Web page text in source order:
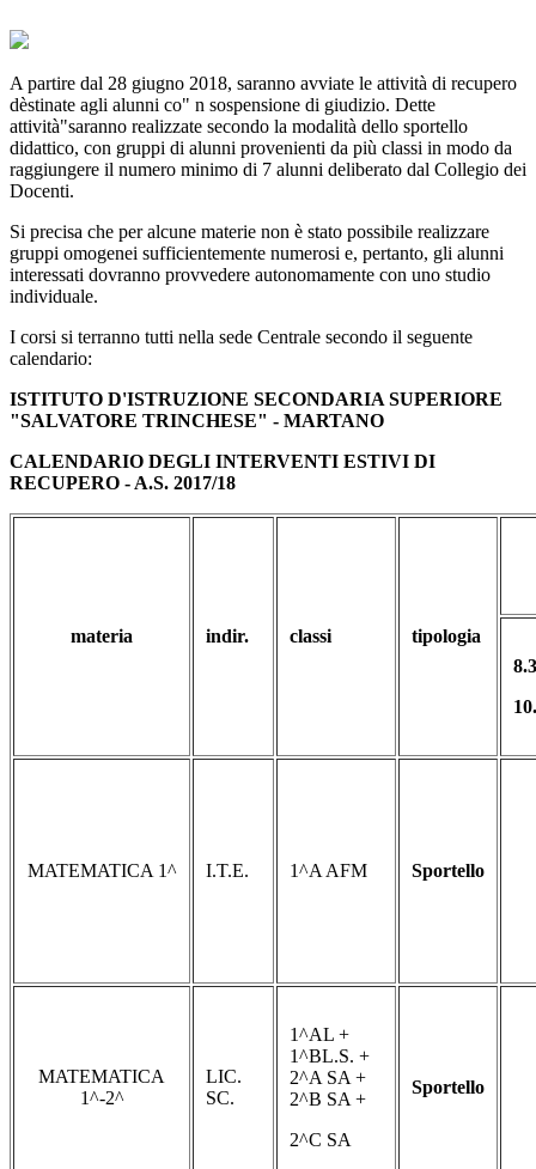
A partire dal 28 giugno 2018, saranno avviate le attività di recupero
dèstinate agli alunni co" n sospensione di giudizio. Dette
attività"saranno realizzate secondo la modalità dello sportello
didattico, con gruppi di alunni provenienti da più classi in modo da
raggiungere il numero minimo di 7 alunni deliberato dal Collegio dei
Docenti.
Si precisa che per alcune materie non è stato possibile realizzare
gruppi omogenei sufficientemente numerosi e, pertanto, gli alunni
interessati dovranno provvedere autonomamente con uno studio
individuale.
I corsi si terranno tutti nella sede Centrale secondo il seguente
calendario:
ISTITUTO D'ISTRUZIONE SECONDARIA SUPERIORE
"SALVATORE TRINCHESE" - MARTANO
CALENDARIO DEGLI INTERVENTI ESTIVI DI
RECUPERO - A.S. 2017/18
materia indir. classi
tipologia
MATEMATICA 1^ I.T.E. 1^A AFM Sportello
MATEMATICA
1^-2^
LIC.
SC.
1^AL +
1^BL.S. +
2^A SA +
2^B SA +
2^C SA
Sportello